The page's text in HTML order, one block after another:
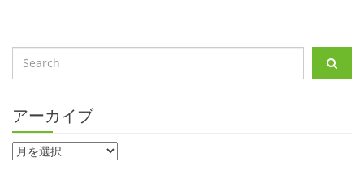
アーカイブ